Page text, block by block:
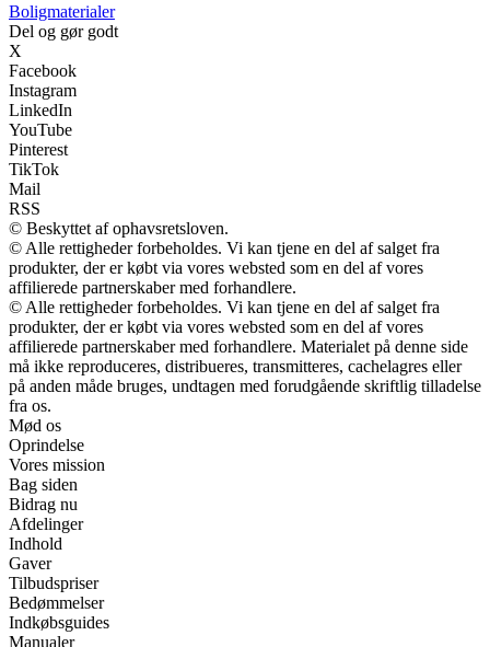
Boligmaterialer
Del og gør godt
X
Facebook
Instagram
LinkedIn
YouTube
Pinterest
TikTok
Mail
RSS
© Beskyttet af ophavsretsloven.
© Alle rettigheder forbeholdes. Vi kan tjene en del af salget fra
produkter, der er købt via vores websted som en del af vores
affilierede partnerskaber med forhandlere.
© Alle rettigheder forbeholdes. Vi kan tjene en del af salget fra
produkter, der er købt via vores websted som en del af vores
affilierede partnerskaber med forhandlere. Materialet på denne side
må ikke reproduceres, distribueres, transmitteres, cachelagres eller
på anden måde bruges, undtagen med forudgående skriftlig tilladelse
fra os.
Mød os
Oprindelse
Vores mission
Bag siden
Bidrag nu
Afdelinger
Indhold
Gaver
Tilbudspriser
Bedømmelser
Indkøbsguides
Manualer